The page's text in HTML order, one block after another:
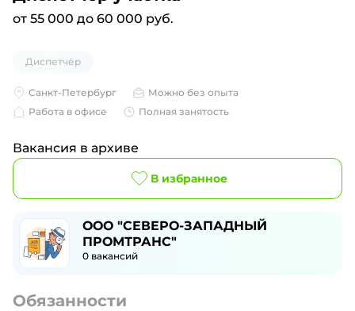
от 55 000 до 60 000 руб.
Диспетчер
Санкт-Петербург
Можно без опыта
Работа в офисе
Полная занятость
Вакансия в архиве
В избранное
ООО "СЕВЕРО-ЗАПАДНЫЙ
ПРОМТРАНС"
0 вакансий
Обязанности